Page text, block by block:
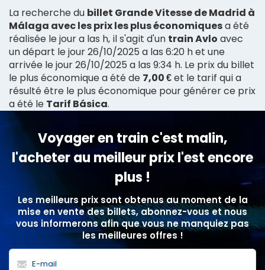
La recherche du billet Grande Vitesse de Madrid à
Málaga avec les prix les plus économiquesa été
réalisée le jour a las h, il s'agit d'un train Avlo avec
un départ le jour 26/10/2025 a las 6:20 h et une
arrivée le jour 26/10/2025 a las 9:34 h. Le prix du billet
le plus économique a été de 7,00 €et le tarif qui a
résulté être le plus économique pour générer ce prix
a été le Tarif Básica.
Voyager en train c'est malin,
l'acheter au meilleur prix l'est encore
plus !
Les meilleurs prix sont obtenus au moment de la
mise en vente des billets, abonnez-vous et nous
vous informerons afin que vous ne manquiez pas
les meilleures offres !